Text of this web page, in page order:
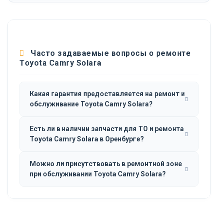
Часто задаваемые вопросы о ремонте
Toyota Camry Solara
Какая гарантия предоставляется на ремонт и
обслуживание Toyota Camry Solara?
Есть ли в наличии запчасти для ТО и ремонта
Toyota Camry Solara в Оренбурге?
Можно ли присутствовать в ремонтной зоне
при обслуживании Toyota Camry Solara?